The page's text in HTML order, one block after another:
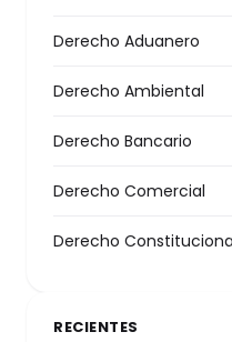
Derecho Aduanero
Derecho Ambiental
Derecho Bancario
Derecho Comercial
Derecho
RECIENTES